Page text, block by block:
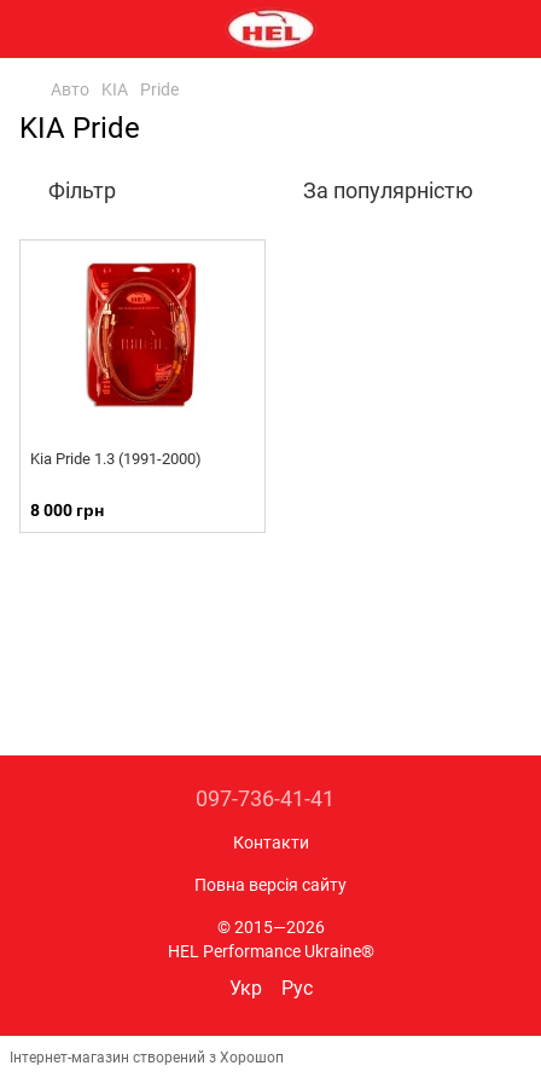
Авто KIA Pride
KIA Pride
Фільтр За популярністю
Kia Pride 1.3 (1991-2000)
8 000 грн
097-736-41-41
Контакти
Повна версія сайту
© 2015—2026
HEL Performance Ukraine®
Укр Рус
Інтернет-магазин створений з Хорошоп